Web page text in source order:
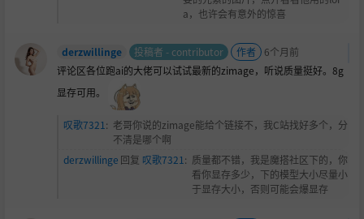
a，也许会有意外的惊喜
derzwillinge 投稿者 - contributor 作者
6个月前
评论区各位跑ai的大佬可以试试最新的zimage，听说质量挺好。8g
显存可用。
叹歌7321 : 老哥你说的zimage能给个链接不，我C站找好多个，分
不清是哪个啊
derzwillinge 回复 叹歌7321 : 质量都不错，我是魔搭社区下的，你
看你显存多少，下的模型大小尽量小
于显存大小，否则可能会爆显存